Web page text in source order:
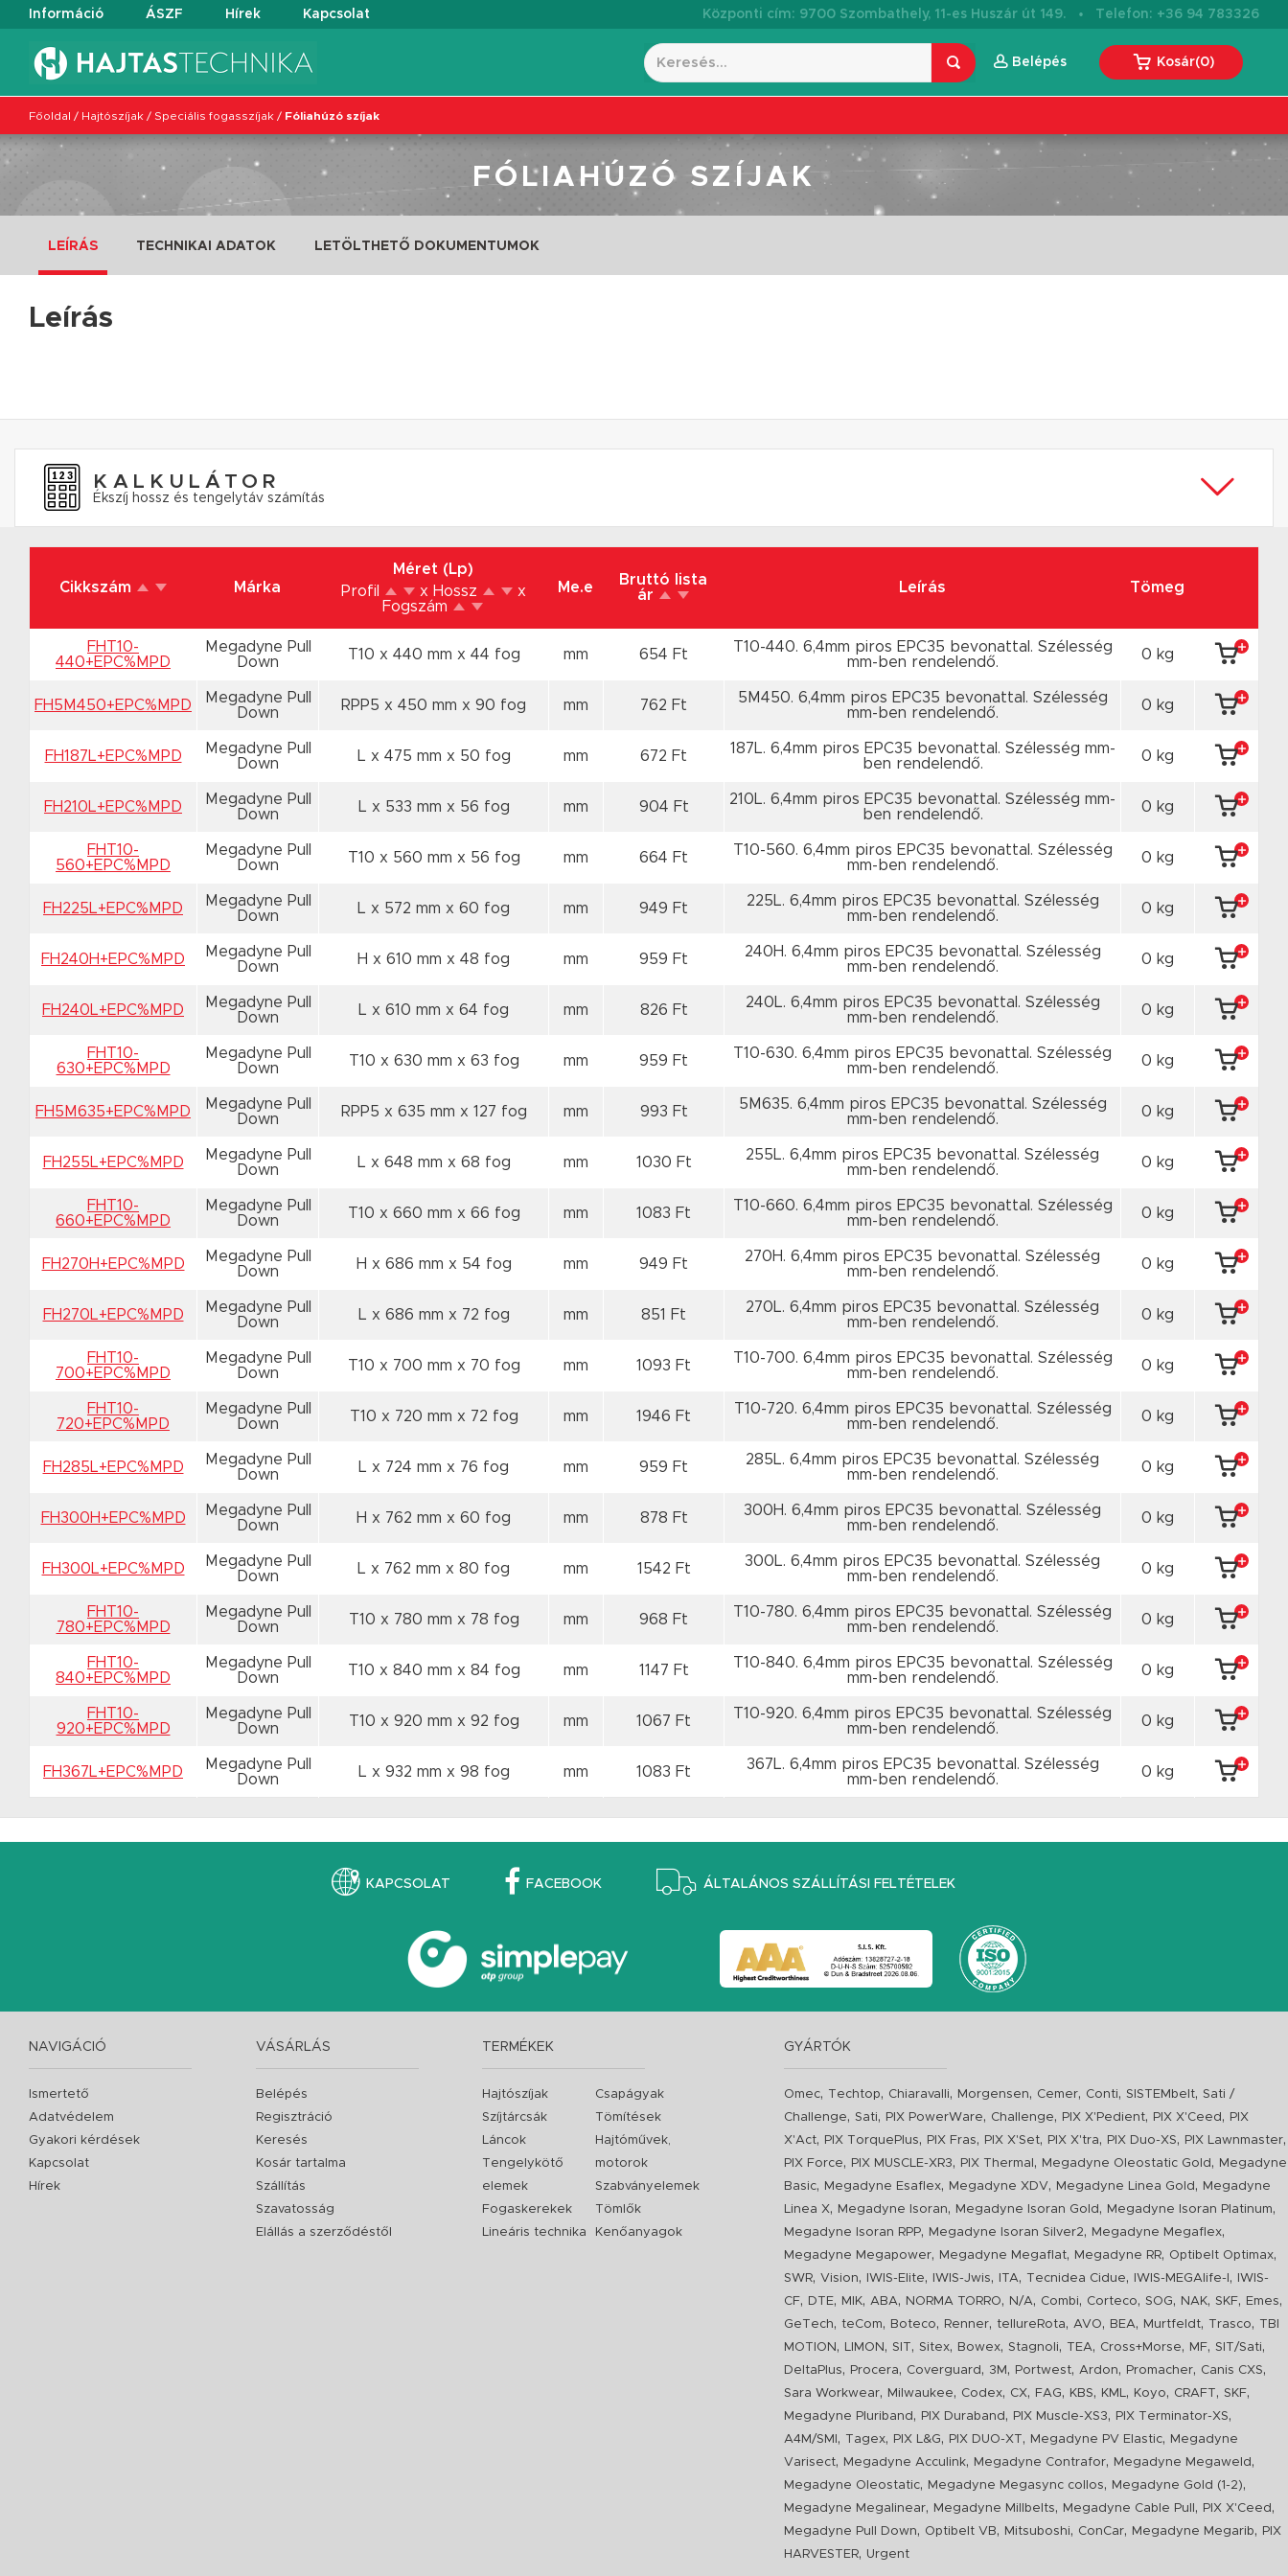
Információ ÁSZF Hírek Kapcsolat Központi cím: 9700 Szombathely, 11-es Huszár út 149. · Telefon: +36 94 783326
Belépés Kosár(0)
Főoldal / Hajtószíjak / Speciális fogasszíjak / Fóliahúzó szíjak
FÓLIAHÚZÓ SZÍJAK
LEÍRÁS TECHNIKAI ADATOK LETÖLTHETŐ DOKUMENTUMOK
Leírás
KALKULÁTOR
Ékszíj hossz és tengelytáv számítás
Cikkszám Márka
Méret (Lp)
Profil
x Hossz
x
Fogszám
Me.e
Bruttó lista
ár
Leírás Tömeg
FHT10-
440+EPC%MPD
Megadyne Pull
Down
T10 x 440 mm x 44 fog mm 654 Ft
T10-440. 6,4mm piros EPC35 bevonattal. Szélesség
mm-ben rendelendő.
0 kg
FH5M450+EPC%MPD
Megadyne Pull
Down
RPP5 x 450 mm x 90 fog mm 762 Ft
5M450. 6,4mm piros EPC35 bevonattal. Szélesség
mm-ben rendelendő.
0 kg
FH187L+EPC%MPD
Megadyne Pull
Down
L x 475 mm x 50 fog mm 672 Ft
187L. 6,4mm piros EPC35 bevonattal. Szélesség mm-
ben rendelendő.
0 kg
FH210L+EPC%MPD
Megadyne Pull
Down
L x 533 mm x 56 fog mm 904 Ft
210L. 6,4mm piros EPC35 bevonattal. Szélesség mm-
ben rendelendő.
0 kg
FHT10-
560+EPC%MPD
Megadyne Pull
Down
T10 x 560 mm x 56 fog mm 664 Ft
T10-560. 6,4mm piros EPC35 bevonattal. Szélesség
mm-ben rendelendő.
0 kg
FH225L+EPC%MPD
Megadyne Pull
Down
L x 572 mm x 60 fog mm 949 Ft
225L. 6,4mm piros EPC35 bevonattal. Szélesség
mm-ben rendelendő.
0 kg
FH240H+EPC%MPD
Megadyne Pull
Down
H x 610 mm x 48 fog mm 959 Ft
240H. 6,4mm piros EPC35 bevonattal. Szélesség
mm-ben rendelendő.
0 kg
FH240L+EPC%MPD
Megadyne Pull
Down
L x 610 mm x 64 fog mm 826 Ft
240L. 6,4mm piros EPC35 bevonattal. Szélesség
mm-ben rendelendő.
0 kg
FHT10-
630+EPC%MPD
Megadyne Pull
Down
T10 x 630 mm x 63 fog mm 959 Ft
T10-630. 6,4mm piros EPC35 bevonattal. Szélesség
mm-ben rendelendő.
0 kg
FH5M635+EPC%MPD
Megadyne Pull
Down
RPP5 x 635 mm x 127 fog mm 993 Ft
5M635. 6,4mm piros EPC35 bevonattal. Szélesség
mm-ben rendelendő.
0 kg
FH255L+EPC%MPD
Megadyne Pull
Down
L x 648 mm x 68 fog mm 1030 Ft
255L. 6,4mm piros EPC35 bevonattal. Szélesség
mm-ben rendelendő.
0 kg
FHT10-
660+EPC%MPD
Megadyne Pull
Down
T10 x 660 mm x 66 fog mm 1083 Ft
T10-660. 6,4mm piros EPC35 bevonattal. Szélesség
mm-ben rendelendő.
0 kg
FH270H+EPC%MPD
Megadyne Pull
Down
H x 686 mm x 54 fog mm 949 Ft
270H. 6,4mm piros EPC35 bevonattal. Szélesség
mm-ben rendelendő.
0 kg
FH270L+EPC%MPD
Megadyne Pull
Down
L x 686 mm x 72 fog mm 851 Ft
270L. 6,4mm piros EPC35 bevonattal. Szélesség
mm-ben rendelendő.
0 kg
FHT10-
700+EPC%MPD
Megadyne Pull
Down
T10 x 700 mm x 70 fog mm 1093 Ft
T10-700. 6,4mm piros EPC35 bevonattal. Szélesség
mm-ben rendelendő.
0 kg
FHT10-
720+EPC%MPD
Megadyne Pull
Down
T10 x 720 mm x 72 fog mm 1946 Ft
T10-720. 6,4mm piros EPC35 bevonattal. Szélesség
mm-ben rendelendő.
0 kg
FH285L+EPC%MPD
Megadyne Pull
Down
L x 724 mm x 76 fog mm 959 Ft
285L. 6,4mm piros EPC35 bevonattal. Szélesség
mm-ben rendelendő.
0 kg
FH300H+EPC%MPD
Megadyne Pull
Down
H x 762 mm x 60 fog mm 878 Ft
300H. 6,4mm piros EPC35 bevonattal. Szélesség
mm-ben rendelendő.
0 kg
FH300L+EPC%MPD
Megadyne Pull
Down
L x 762 mm x 80 fog mm 1542 Ft
300L. 6,4mm piros EPC35 bevonattal. Szélesség
mm-ben rendelendő.
0 kg
FHT10-
780+EPC%MPD
Megadyne Pull
Down
T10 x 780 mm x 78 fog mm 968 Ft
T10-780. 6,4mm piros EPC35 bevonattal. Szélesség
mm-ben rendelendő.
0 kg
FHT10-
840+EPC%MPD
Megadyne Pull
Down
T10 x 840 mm x 84 fog mm 1147 Ft
T10-840. 6,4mm piros EPC35 bevonattal. Szélesség
mm-ben rendelendő.
0 kg
FHT10-
920+EPC%MPD
Megadyne Pull
Down
T10 x 920 mm x 92 fog mm 1067 Ft
T10-920. 6,4mm piros EPC35 bevonattal. Szélesség
mm-ben rendelendő.
0 kg
FH367L+EPC%MPD
Megadyne Pull
Down
L x 932 mm x 98 fog mm 1083 Ft
367L. 6,4mm piros EPC35 bevonattal. Szélesség
mm-ben rendelendő.
0 kg
KAPCSOLAT FACEBOOK ÁLTALÁNOS SZÁLLÍTÁSI FELTÉTELEK
NAVIGÁCIÓ
Ismertető
Adatvédelem
Gyakori kérdések
Kapcsolat
Hírek
VÁSÁRLÁS
Belépés
Regisztráció
Keresés
Kosár tartalma
Szállítás
Szavatosság
Elállás a szerződéstől
TERMÉKEK
Hajtószíjak
Szíjtárcsák
Láncok
Tengelykötő
elemek
Fogaskerekek
Lineáris technika
Csapágyak
Tömítések
Hajtóművek,
motorok
Szabványelemek
Tömlők
Kenőanyagok
GYÁRTÓK
Omec, Techtop, Chiaravalli, Morgensen, Cemer, Conti,SISTEMbelt,Sati /
Challenge,Sati, PIX PowerWare, Challenge, PIX X'Pedient, PIX X'Ceed ,
PIX
X'Act, PIX TorquePlus, PIX Fras, PIX X'Set, PIX X'tra, PIX Duo-XS, PIX Lawnmaster,
PIX Force, PIX MUSCLE-XR3, PIX Thermal , Megadyne Oleostatic Gold ,
Megadyne
Basic, Megadyne Esaflex, Megadyne XDV, Megadyne Linea Gold ,
Megadyne
Linea X, Megadyne Isoran, Megadyne Isoran Gold , Megadyne Isoran Platinum,
Megadyne Isoran RPP, Megadyne Isoran Silver2, Megadyne Megaflex,
Megadyne Megapower, Megadyne Megaflat, Megadyne RR, Optibelt Optimax,
SWR,Vision, IWIS-Elite, IWIS-Jwis, ITA, Tecnidea Cidue, IWIS-MEGAlife-I ,
IWIS-
CF, DTE, MIK, ABA, NORMA TORRO, N/A, Combi, Corteco,SOG, NAK,SKF, Emes,
GeTech, teCom, Boteco, Renner, tellureRota, AVO, BEA, Murtfeldt, Trasco, TBI
MOTION , LIMON ,SIT,Sitex, Bowex,Stagnoli, TEA, Cross+Morse, MF,SIT/Sati,
DeltaPlus, Procera, Coverguard , 3M , Portwest, Ardon, Promacher, Canis CXS,
Sara Workwear, Milwaukee, Codex, CX, FAG, KBS, KML, Koyo, CRAFT,SKF,
Megadyne Pluriband , PIX Duraband , PIX Muscle-XS3, PIX Terminator-XS,
A4M/SMI , Tagex, PIX L&G, PIX DUO-XT, Megadyne PV Elastic,
Megadyne
Varisect, Megadyne Acculink, Megadyne Contrafor, Megadyne Megaweld ,
Megadyne Oleostatic, Megadyne Megasync collos, Megadyne Gold (1-2),
Megadyne Megalinear, Megadyne Millbelts, Megadyne Cable Pull , PIX X'Ceed ,
Megadyne Pull Down, Optibelt VB, Mitsuboshi, ConCar, Megadyne Megarib,
PIX
HARVESTER, Urgent